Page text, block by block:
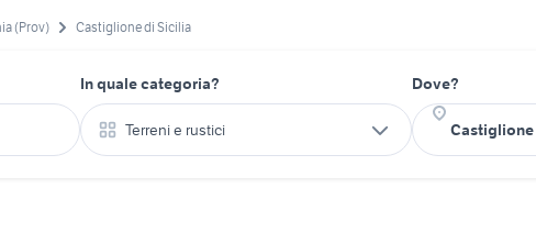
(Prov) Castiglione di Sicilia
In quale categoria?
Terreni e rustici
Dove?